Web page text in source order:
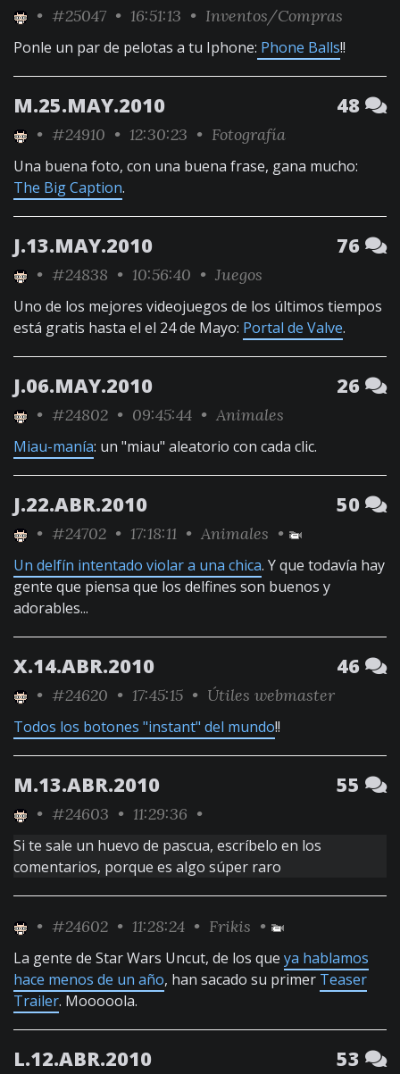
• #25047 • 16:51:13 • Inventos/Compras
Ponle un par de pelotas a tu Iphone: Phone Balls!!
M.25.MAY.2010 48
• #24910 • 12:30:23 • Fotografía
Una buena foto, con una buena frase, gana mucho:
The Big Caption.
J.13.MAY.2010 76
• #24838 • 10:56:40 • Juegos
Uno de los mejores videojuegos de los últimos tiempos
está gratis hasta el el 24 de Mayo: Portal de Valve.
J.06.MAY.2010 26
• #24802 • 09:45:44 • Animales
Miau-manía: un "miau" aleatorio con cada clic.
J.22.ABR.2010 50
• #24702 • 17:18:11 • Animales •
Un delfín intentado violar a una chica. Y que todavía hay
gente que piensa que los delfines son buenos y
adorables...
X.14.ABR.2010 46
• #24620 • 17:45:15 • Útiles webmaster
Todos los botones "instant" del mundo!!
M.13.ABR.2010 55
• #24603 • 11:29:36 •
Si te sale un huevo de pascua, escríbelo en los
comentarios, porque es algo súper raro
• #24602 • 11:28:24 • Frikis •
La gente de Star Wars Uncut, de los que ya hablamos
hace menos de un año, han sacado su primer Teaser
Trailer. Mooooola.
L.12.ABR.2010 53